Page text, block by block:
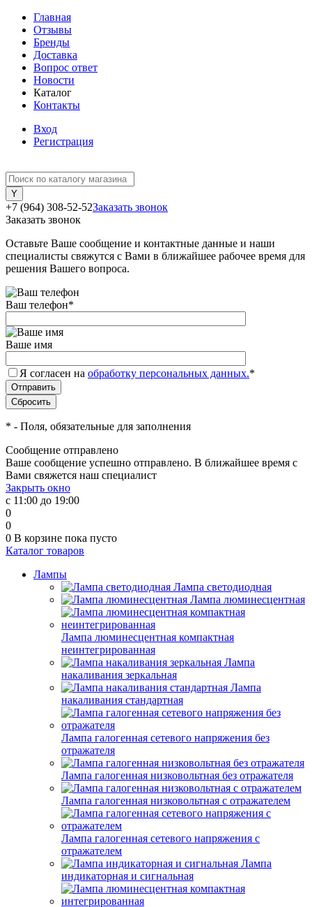
Главная
Отзывы
Бренды
Доставка
Вопрос ответ
Новости
Каталог
Контакты
Вход
Регистрация
+7 (964) 308-52-52Заказать звонок
Заказать звонок
Оставьте Ваше сообщение и контактные данные и наши
специалисты свяжутся с Вами в ближайшее рабочее время для
решения Вашего вопроса.
Ваш телефон*
Ваше имя
Я согласен на обработку персональных данных.*
* - Поля, обязательные для заполнения
Сообщение отправлено
Ваше сообщение успешно отправлено. В ближайшее время с
Вами свяжется наш специалист
Закрыть окно
с 11:00 до 19:00
0
0
0 В корзине пока пусто
Каталог товаров
Лампы
Лампа светодиодная
Лампа люминесцентная
Лампа люминесцентная компактная
неинтегрированная
Лампа
накаливания зеркальная
Лампа
накаливания стандартная
Лампа галогенная сетевого напряжения без
отражателя
Лампа галогенная низковольтная без отражателя
Лампа галогенная низковольтная с отражателем
Лампа галогенная сетевого напряжения с
отражателем
Лампа
индикаторная и сигнальная